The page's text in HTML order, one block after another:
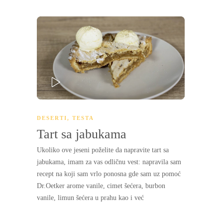
PLAY
DESERTI, TESTA
Tart sa jabukama
Ukoliko ove jeseni poželite da napravite tart sa
jabukama, imam za vas odličnu vest: napravila sam
recept na koji sam vrlo ponosna gde sam uz pomoć
Dr.Oetker arome vanile, cimet šećera, burbon
vanile, limun šećera u prahu kao i već